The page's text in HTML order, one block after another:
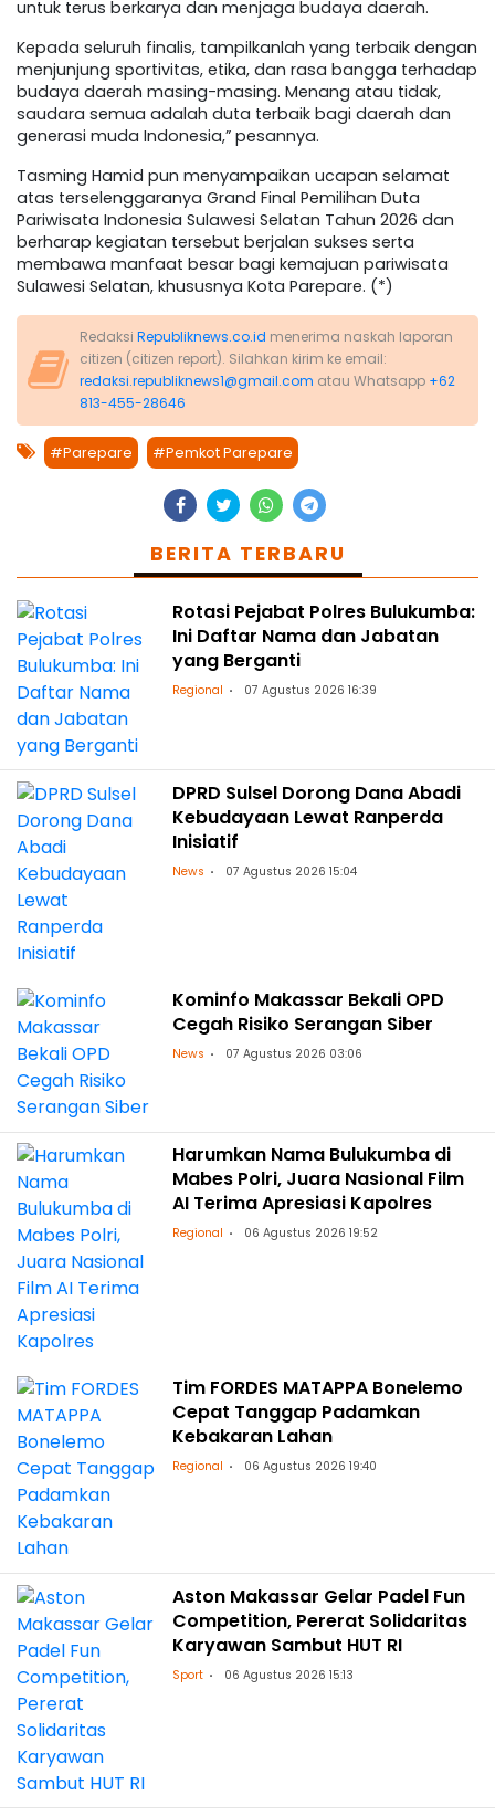
untuk terus berkarya dan menjaga budaya daerah.
Kepada seluruh finalis, tampilkanlah yang terbaik dengan
menjunjung sportivitas, etika, dan rasa bangga terhadap
budaya daerah masing-masing. Menang atau tidak,
saudara semua adalah duta terbaik bagi daerah dan
generasi muda Indonesia,” pesannya.
Tasming Hamid pun menyampaikan ucapan selamat
atas terselenggaranya Grand Final Pemilihan Duta
Pariwisata Indonesia Sulawesi Selatan Tahun 2026 dan
berharap kegiatan tersebut berjalan sukses serta
membawa manfaat besar bagi kemajuan pariwisata
Sulawesi Selatan, khususnya Kota Parepare. (*)
Redaksi Republiknews.co.id menerima naskah laporan
citizen (citizen report). Silahkan kirim ke email:
redaksi.republiknews1@gmail.com atau Whatsapp +62
813-455-28646
#Parepare #Pemkot Parepare
BERITA TERBARU
Rotasi Pejabat Polres Bulukumba:
Ini Daftar Nama dan Jabatan
yang Berganti
Regional 07 Agustus 2026 16:39
DPRD Sulsel Dorong Dana Abadi
Kebudayaan Lewat Ranperda
Inisiatif
News 07 Agustus 2026 15:04
Kominfo Makassar Bekali OPD
Cegah Risiko Serangan Siber
News 07 Agustus 2026 03:06
Harumkan Nama Bulukumba di
Mabes Polri, Juara Nasional Film
AI Terima Apresiasi Kapolres
Regional 06 Agustus 2026 19:52
Tim FORDES MATAPPA Bonelemo
Cepat Tanggap Padamkan
Kebakaran Lahan
Regional 06 Agustus 2026 19:40
Aston Makassar Gelar Padel Fun
Competition, Pererat Solidaritas
Karyawan Sambut HUT RI
Sport 06 Agustus 2026 15:13